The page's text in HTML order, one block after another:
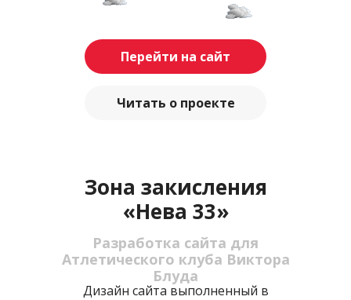
Перейти на сайт
Читать о проекте
Зона закисления
«Нева 33»
Разработка сайта для
Атлетического клуба Виктора
Блуда
Дизайн сайта выполненный в